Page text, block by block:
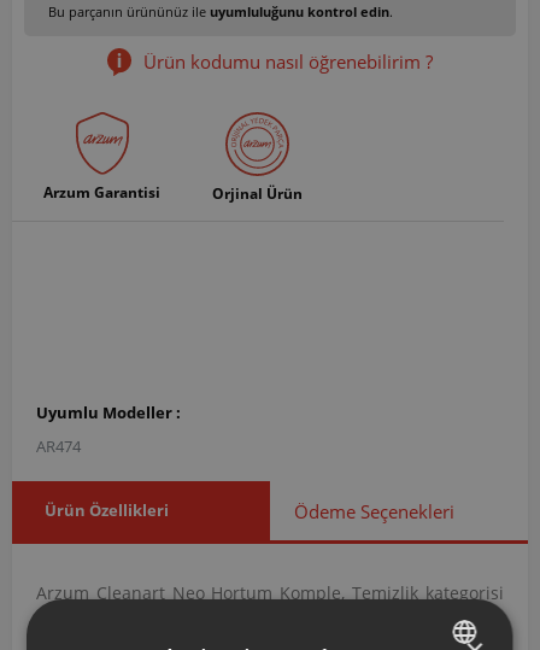
Bu parçanın ürününüz ile uyumluluğunu kontrol edin.
Ürün kodumu nasıl öğrenebilirim ?
Arzum Garantisi Orjinal Ürün
Uyumlu Modeller :
AR474
Ürün Özellikleri Ödeme Seçenekleri
Arzum Cleanart Neo Hortum Komple, Temizlik kategorisi
altında yer alan Hortumlar grubuna ait orijinal bir yedek